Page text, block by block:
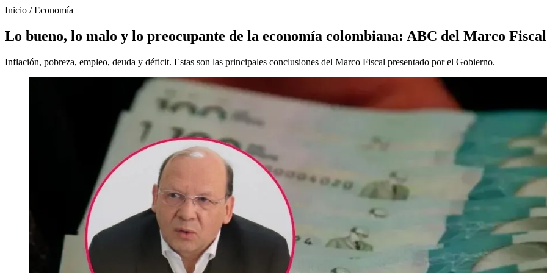
Inicio /Economía
Lo bueno, lo malo y lo preocupante de la economía colombiana: ABC del Marco
Inflación, pobreza, empleo, deuda y déficit. Estas son las principales conclusiones del Marco Fiscal presentado por el Gobierno.